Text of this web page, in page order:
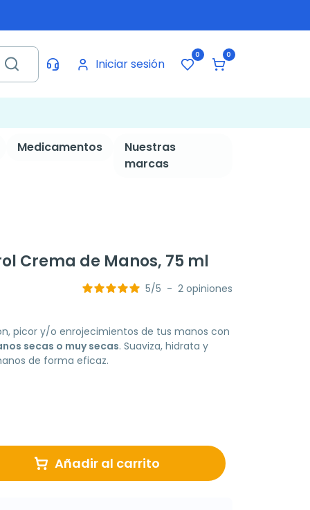
Iniciar sesión
0 0
Medicamentos
Nuestras
marcas
Crema de Manos, 75 ml
5/5 - 2 opiniones
picor y/o enrojecimientos de tus manos con
secas o muy secas. Suaviza, hidrata y
de forma eficaz.
Añadir al carrito